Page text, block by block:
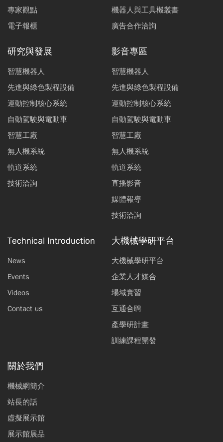
專家觀點
電子報櫃
機器人與工具機叢書
廣告合作洽詢
研究與發展
智慧機器人
先進與綠色製程設備
運動控制核心系統
自動駕駛與電動車
智慧工廠
無人機系統
軌道系統
技術洽詢
影音專區
智慧機器人
先進與綠色製程設備
運動控制核心系統
自動駕駛與電動車
智慧工廠
無人機系統
軌道系統
直播影音
媒體報導
技術洽詢
Technical Introduction
News
Events
Videos
Contact us
大機械學研平台
大機械學研平台
企業人才媒合
場域實習
互通合聘
產學研計畫
訓練課程開發
關於我們
機械網簡介
站長的話
虛擬展示館
展示館展品